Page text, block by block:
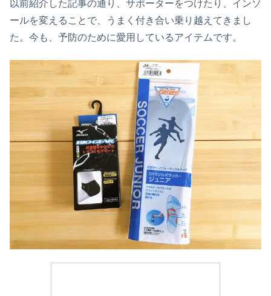
以前紹介した記事の通り、サポーターをつけたり、インソ
ールを変えることで、うまく付き合い乗り越えてきまし
た。今も、予防のために愛用しているアイテムです。